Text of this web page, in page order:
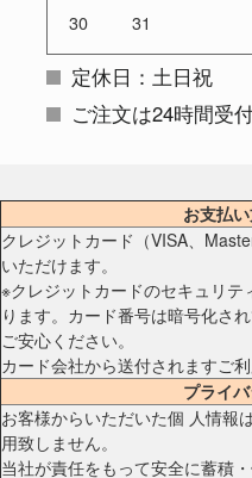
30 31
定休日：土日祝
ご注文は24時間受
お支払
クレジットカード（VISA、
いただけます。
※クレジットカードのセキュリ
ります。カード番号は暗号化さ
ご安心ください。
カード会社から送付されますご
プライ
お客様からいただいた個 人情報
用致しません。
当社が責任をもって安全に蓄積